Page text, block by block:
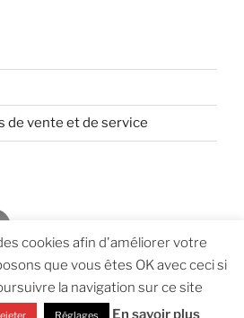
de vente et de service
et politique de
cookies afin d'améliorer votre
que vous êtes OK avec ceci si
la navigation sur ce site
Réglages En savoir plus